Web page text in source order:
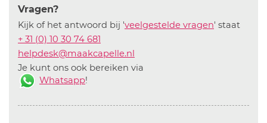
Vragen?
Kijk of het antwoord bij 'veelgestelde vragen' staat
+ 31 (0) 10 30 74 681
helpdesk@maakcapelle.nl
Je kunt ons ook bereiken via
Whatsapp!